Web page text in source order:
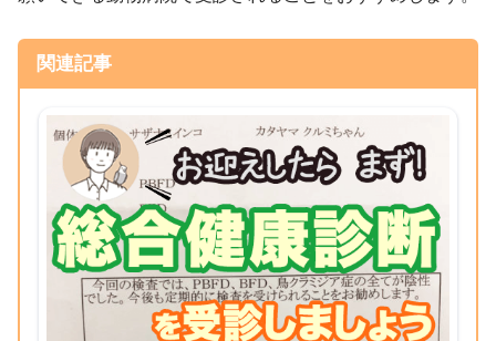
関連記事